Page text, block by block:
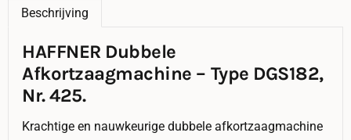
Beschrijving
HAFFNER Dubbele
Afkortzaagmachine – Type DGS182,
Nr. 425.
Krachtige en nauwkeurige dubbele afkortzaagmachine